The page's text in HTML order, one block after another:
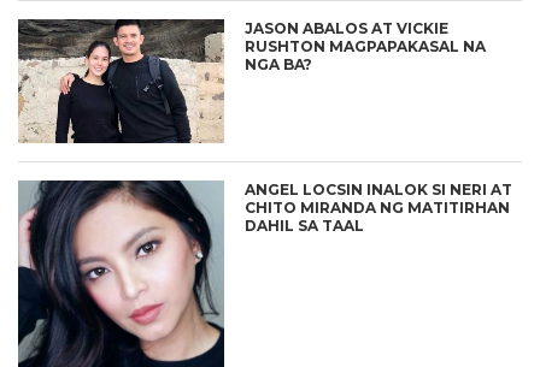
JASON ABALOS AT VICKIE
RUSHTON MAGPAPAKASAL NA
NGA BA?
ANGEL LOCSIN INALOK SI NERI AT
CHITO MIRANDA NG MATITIRHAN
DAHIL SA TAAL